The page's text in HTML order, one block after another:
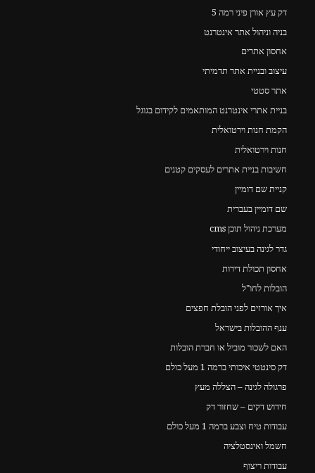
דק עץ אורן פיני רמה 5
בניה וניהול אתר אינטרנט
אחסון אתרים
עיצוב ובניית אתר תדמיתי
אתר סטטי
בניית אתרי אינטרנט המותאמים לקידום בגוגל
הקמת חנות וירטואלית
חנות וירטואלית
חשיבות בניית אתרים לעסקים קטנים
קניית שם דומיין
שם דומיין בעברית
מערכת ניהול תוכן cms
גדר לגינה בעיצוב ייחודי
אחסון תכולת דירות
הובלות לחו"ל
איך אורזים לפני הובלת חפצים
ענף ההובלות בישראל
האם לשכור מוביל או חברת הובלות
דק סינטטי איכותי ברמה 1 מעל כולם
פרגולה לגינה – הצללה מעץ
חידוש דקים – שחזור דק
עבודות טיח וצבע ברמה 1 מעל כולם
חשמל ואינסטלציה
עבודות ריצוף